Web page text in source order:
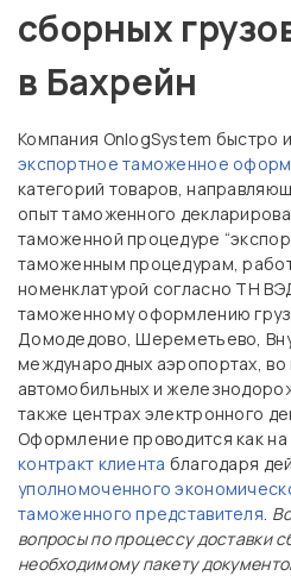
сборных
в Бахрейн
Компания OnlogSystem быстро
экспортное таможенное
категорий товаров,
опыт таможенного
таможенной процедуре
таможенным процедурам,
номенклатурой согласно ТН
таможенному оформлению
Домодедово, Шереметьево,
международных аэропортах, во
автомобильных и
также центрах электронного
Оформление проводится как на
контракт клиента благодаря
уполномоченного
таможенного представителя.
вопросы по процессу доставки
необходимому пакету